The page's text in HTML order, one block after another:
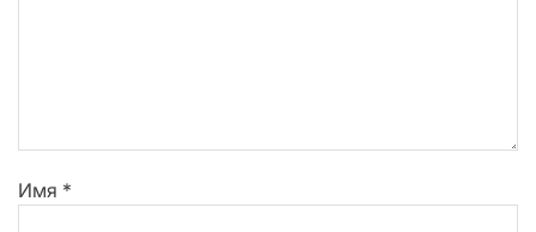
Имя *